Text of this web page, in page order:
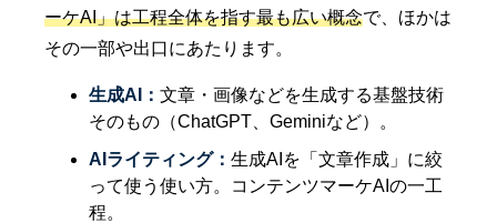
ーケAI」は工程全体を指す最も広い概念で、ほかは
その一部や出口にあたります。
生成AI： 文章・画像などを生成する基盤技術
そのもの（ChatGPT、Geminiなど）。
AIライティング： 生成AIを「文章作成」に絞
って使う使い方。コンテンツマーケAIの一工
程。